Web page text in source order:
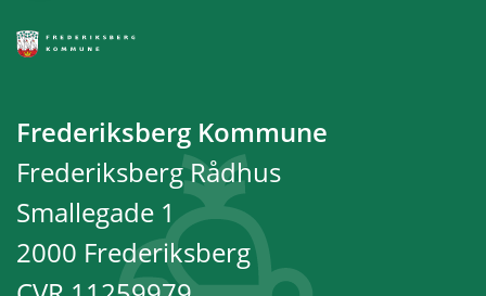
Frederiksberg Kommune
Frederiksberg Rådhus
Smallegade 1
2000 Frederiksberg